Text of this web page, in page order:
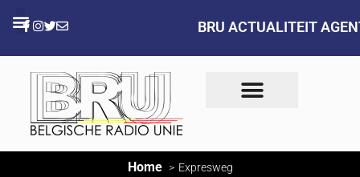
BRU ACTUALITEIT
Home Expresweg